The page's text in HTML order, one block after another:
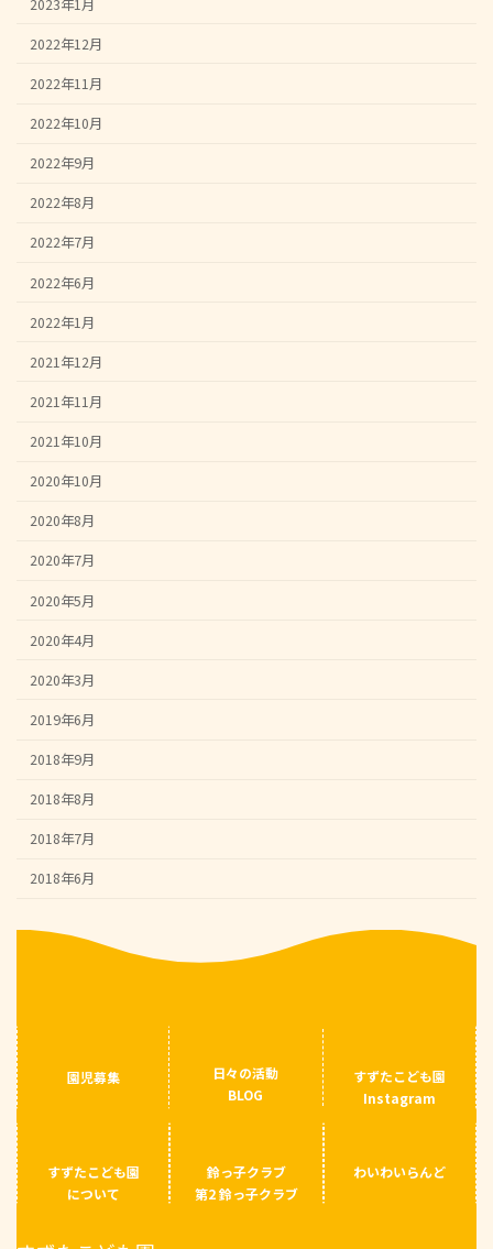
2023年1月
2022年12月
2022年11月
2022年10月
2022年9月
2022年8月
2022年7月
2022年6月
2022年1月
2021年12月
2021年11月
2021年10月
2020年10月
2020年8月
2020年7月
2020年5月
2020年4月
2020年3月
2019年6月
2018年9月
2018年8月
2018年7月
2018年6月
園児募集
日々の活動
BLOG
すずたこども園
Instagram
すずたこども園
について
鈴っ子クラブ
第2 鈴っ子クラブ
わいわいらんど